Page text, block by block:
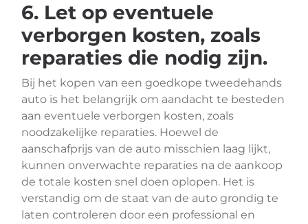
6. Let op eventuele
verborgen kosten, zoals
reparaties die nodig zijn.
Bij het kopen van een goedkope tweedehands
auto is het belangrijk om aandacht te besteden
aan eventuele verborgen kosten, zoals
noodzakelijke reparaties. Hoewel de
aanschafprijs van de auto misschien laag lijkt,
kunnen onverwachte reparaties na de aankoop
de totale kosten snel doen oplopen. Het is
verstandig om de staat van de auto grondig te
laten controleren door een professional en